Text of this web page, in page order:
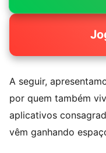
A seguir,
por quem também
aplicativos
vêm ganhando